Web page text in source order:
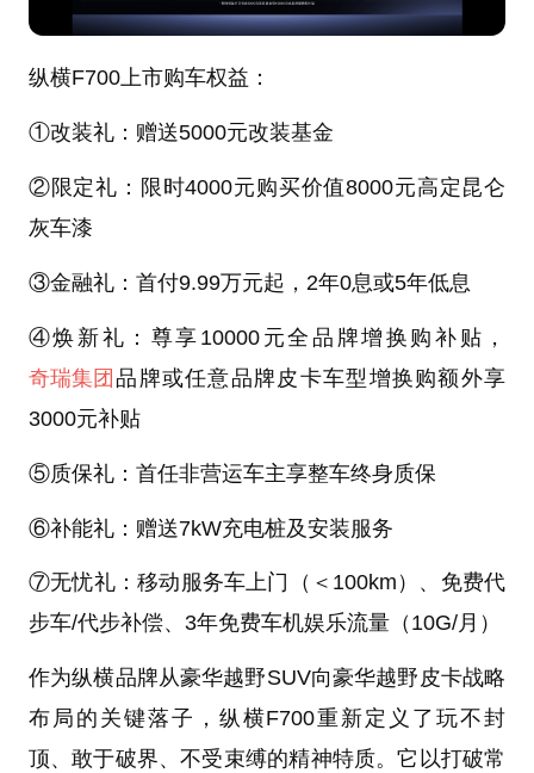
纵横F700上市购车权益：
①改装礼：赠送5000元改装基金
②限定礼：限时4000元购买价值8000元高定昆仑
灰车漆
③金融礼：首付9.99万元起，2年0息或5年低息
④焕新礼：尊享10000元全品牌增换购补贴，
奇瑞集团 品牌或任意品牌皮卡车型增换购额外享
3000元补贴
⑤质保礼：首任非营运车主享整车终身质保
⑥补能礼：赠送7kW充电桩及安装服务
⑦无忧礼：移动服务车上门（＜100km）、免费代
步车/代步补偿、3年免费车机娱乐流量（10G/月）
作为纵横品牌从豪华越野SUV向豪华越野皮卡战略
布局的关键落子，纵横F700重新定义了玩不封
顶、敢于破界、不受束缚的精神特质。它以打破常